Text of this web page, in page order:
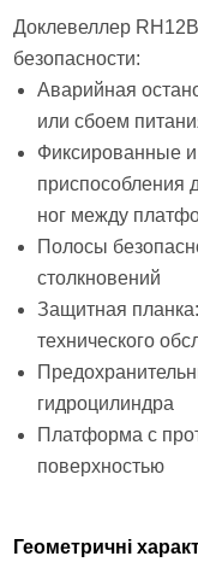
Доклевеллер
безопасности:
Аварийная
или сбоем
Фиксированные
приспособления
ног между
Полосы
столкновений
Защитная
технического
гидроцилиндра
Платформа с
поверхностью
Геометричні